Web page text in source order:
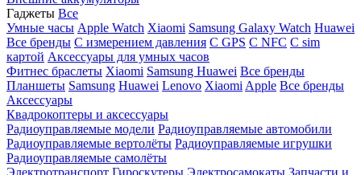
Гаджеты Все
Умные часы Apple Watch Xiaomi Samsung Galaxy Watch Huawei
Все бренды C измерением давления C GPS C NFC C sim
картой Аксессуары для умных часов
Фитнес браслеты Xiaomi Samsung Huawei Все бренды
Планшеты Samsung Huawei Lenovo Xiaomi Apple Все бренды
Аксессуары
Квадрокоптеры и аксессуары
Радиоуправляемые модели Радиоуправляемые автомобили
Радиоуправляемые вертолёты Радиоуправляемые игрушки
Радиоуправляемые самолёты
Электротранспорт Гироскутеры Электросамокаты Запчасти и